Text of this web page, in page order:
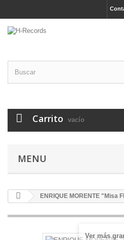
Carrito vacío
MENU
ENRIQUE MORENTE "Misa
Ver más